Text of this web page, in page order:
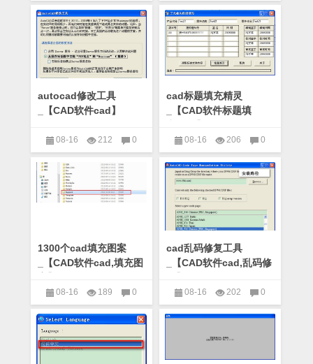
图像处理
CAD软件
autocad修改工具
_【CAD软件cad】
08-16 212
0
cad标题填充精灵
_【CAD软件标题填
08-16 206
0
1300个cad填充图案
_【CAD软件cad,填充图
08-16 189
0
CAD软件
cad乱码修复工具
_【CAD软件cad,乱码修
08-16 202
0
CAD软件